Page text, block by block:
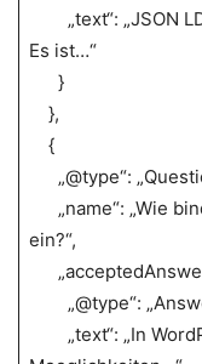
„text“: „JSON
Es ist…“
}
},
{
„@type“:
„name“: „Wie
ein?“,
„@type“:
„text“: „In